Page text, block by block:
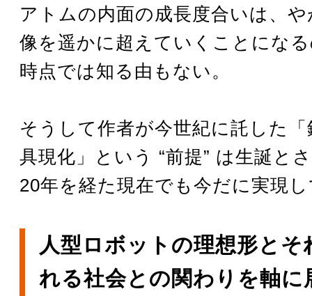
アトムの内面の成長度合いは、
像を遥かに超えていくことにな
時点では知る由もない。
そうして作者が今世紀に託した
具現化」という “前提” は生誕と
20年を経た現在でも今だに実現
人型ロボットの理想形とそ
れる社会との関わりを軸に